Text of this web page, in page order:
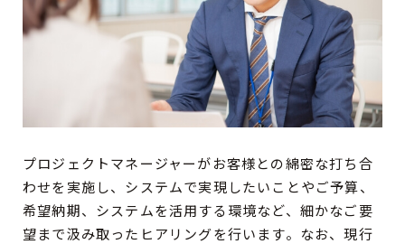
プロジェクトマネージャーがお客様との綿密な打ち合
わせを実施し、システムで実現したいことやご予算、
希望納期、システムを活用する環境など、細かなご要
望まで汲み取ったヒアリングを行います。なお、現行